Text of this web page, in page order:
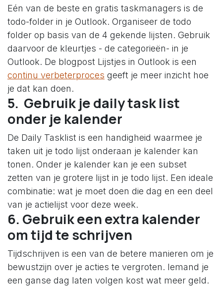
Eén van de beste en gratis taskmanagers is de
todo-folder in je Outlook. Organiseer de todo
folder op basis van de 4 gekende lijsten. Gebruik
daarvoor de kleurtjes - de categorieën- in je
Outlook. De blogpost Lijstjes in Outlook is een
continu verbeterproces geeft je meer inzicht hoe
je dat kan doen.
5. Gebruik je daily task list
onder je kalender
De Daily Tasklist is een handigheid waarmee je
taken uit je todo lijst onderaan je kalender kan
tonen. Onder je kalender kan je een subset
zetten van je grotere lijst in je todo lijst. Een ideale
combinatie: wat je moet doen die dag en een deel
van je actielijst voor deze week.
6. Gebruik een extra kalender
om tijd te schrijven
Tijdschrijven is een van de betere manieren om je
bewustzijn over je acties te vergroten. Iemand je
een ganse dag laten volgen kost wat meer geld.